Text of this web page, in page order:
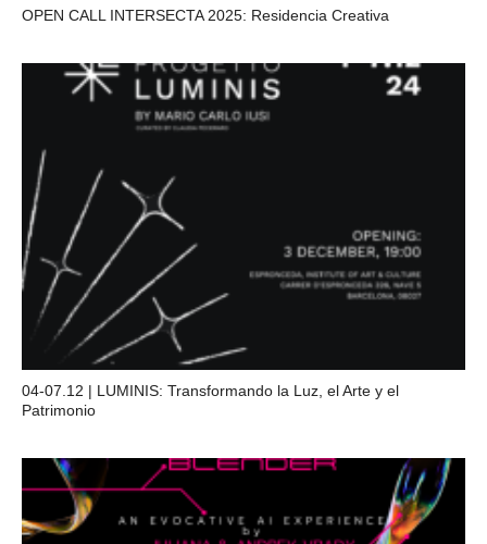
OPEN CALL INTERSECTA 2025: Residencia Creativa
04-07.12 | LUMINIS: Transformando la Luz, el Arte y el
Patrimonio